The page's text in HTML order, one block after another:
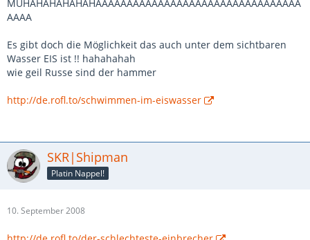
MUHAHAHAHAHAHAAAAAAAAAAAAAAAAAAAAAAAAAAAAAAAAA
AAAA
Es gibt doch die Möglichkeit das auch unter dem sichtbaren
Wasser EIS ist !! hahahahah
wie geil Russe sind der hammer
http://de.rofl.to/schwimmen-im-eiswasser
SKR|Shipman
Platin Nappel!
10. September 2008